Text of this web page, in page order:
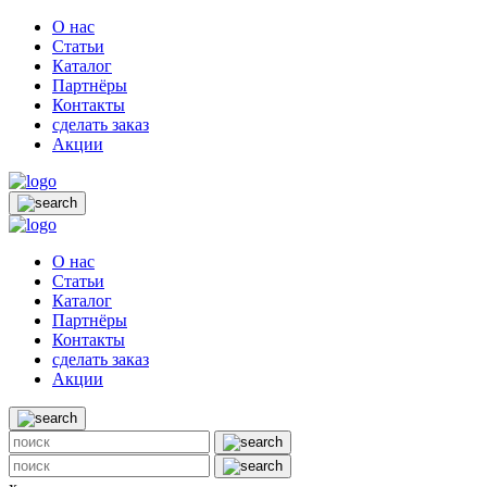
О нас
Статьи
Каталог
Партнёры
Контакты
сделать заказ
Акции
О нас
Статьи
Каталог
Партнёры
Контакты
сделать заказ
Акции